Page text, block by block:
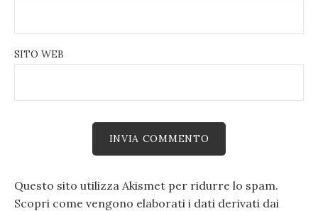
SITO WEB
Questo sito utilizza Akismet per ridurre lo spam.
Scopri come vengono elaborati i dati derivati dai